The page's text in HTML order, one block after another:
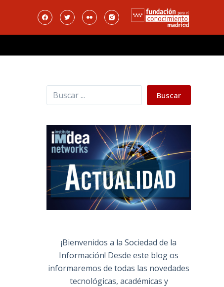
Buscar Buscar
¡Bienvenidos a la Sociedad de la
Información! Desde este blog os
informaremos de todas las novedades
tecnológicas, académicas y